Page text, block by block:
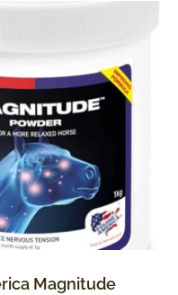
Magnitude